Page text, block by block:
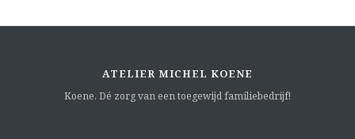
ATELIER MICHEL KOENE
Koene. Dé zorg van een toegewijd familiebedrijf!